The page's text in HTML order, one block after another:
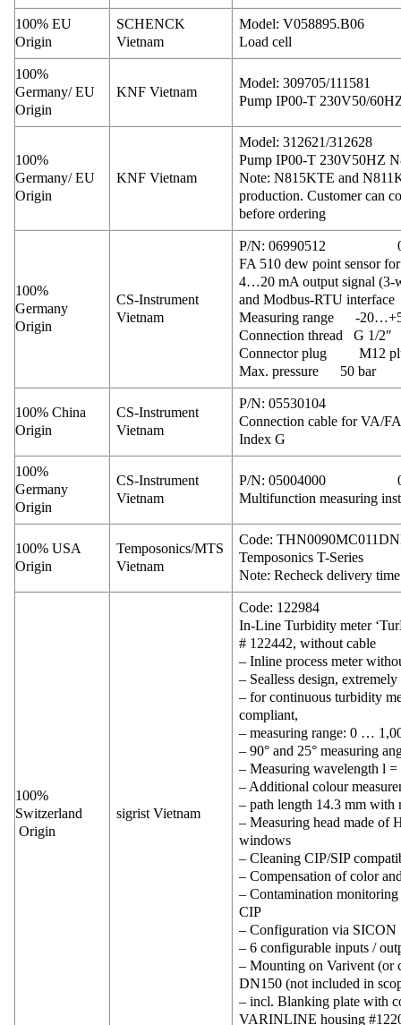
100% EU
Origin
SCHENCK
Vietnam
Model: V058895.B06
Load cell
100%
Germany/ EU
Origin
KNF Vietnam
Model: 309705/111581
Pump IP00-T 230V50/
100%
Germany/ EU
Origin
KNF Vietnam
Model: 312621/312628
Pump IP00-T 230V50HZ
Note: N815KTE and
production. Customer can
before ordering
100%
Germany
Origin
CS-Instrument
Vietnam
P/N: 06990512
FA 510 dew point sensor
4…20 mA output signal (3-
and Modbus-RTU interface
Measuring range -
Connection thread G 1/2″
Connector plug M12
Max. pressure 50 bar
100% China
Origin
CS-Instrument
Vietnam
P/N: 05530104
Connection cable for VA/
Index G
100%
Germany
Origin
CS-Instrument
Vietnam
P/N: 05004000
Multifunction measuring
100% USA
Origin
Temposonics/MTS
Vietnam
Code:
Temposonics T-Series
Note: Recheck delivery
100%
Switzerland
Origin
sigrist Vietnam
Code: 122984
In-Line Turbidity meter
# 122442, without cable
– Inline process meter
– Sealless design,
– for continuous turbidity
compliant,
– measuring range: 0 …
– 90° and 25° measuring
– Measuring wavelength l =
– Additional colour
– path length 14.3 mm
– Measuring head made
windows
– Cleaning CIP/SIP
– Compensation of color
– Contamination
CIP
– Configuration via SICON
– 6 configurable inputs /
– Mounting on Varivent
DN150 (not included in
– incl. Blanking plate with
VARINLINE housing